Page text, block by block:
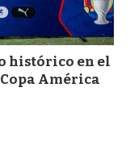
histórico en el
América